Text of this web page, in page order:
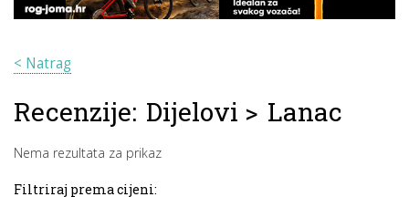
< Natrag
Recenzije: Dijelovi > Lanac
Nema rezultata za prikaz
Filtriraj prema cijeni: